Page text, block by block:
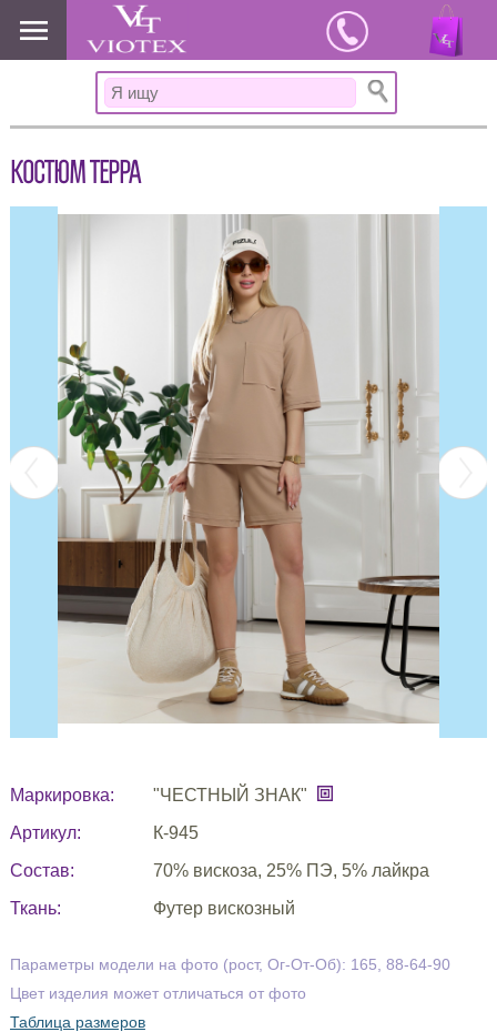
www.viotex37.ru
КОСТЮМ ТЕРРА
Маркировка:
"ЧЕСТНЫЙ ЗНАК"
Артикул:
К-945
Состав:
70% вискоза, 25% ПЭ, 5% лайкра
Ткань:
Футер вискозный
Параметры модели на фото (рост, Ог-От-Об): 165, 88-64-90
Цвет изделия может отличаться от фото
Таблица размеров